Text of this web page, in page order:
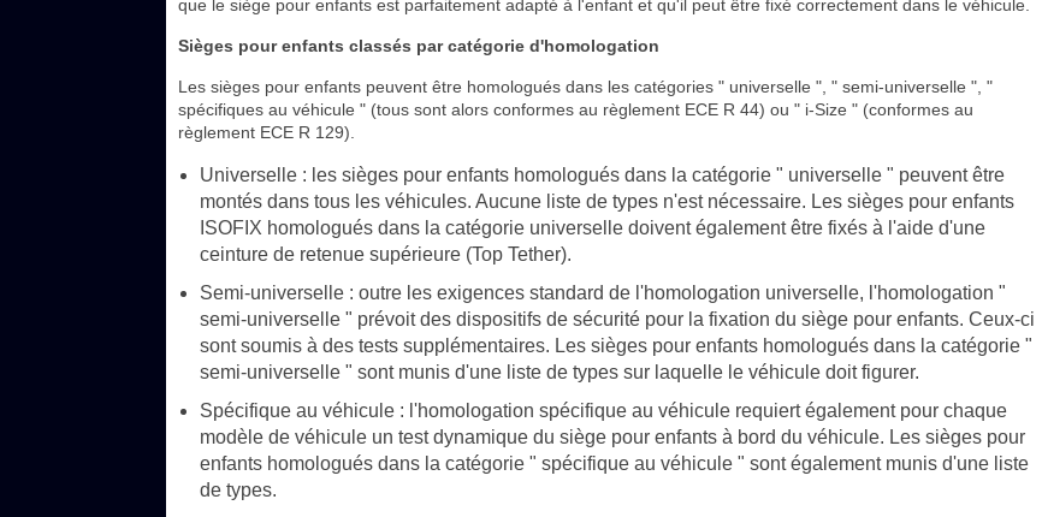
que le siège pour enfants est parfaitement adapté à l'enfant et qu'il peut être fixé correctement dans le véhicule.
Sièges pour enfants classés par catégorie d'homologation
Les sièges pour enfants peuvent être homologués dans les catégories " universelle ", " semi-universelle ", "
spécifiques au véhicule " (tous sont alors conformes au règlement ECE R 44) ou " i-Size " (conformes au
règlement ECE R 129).
Universelle : les sièges pour enfants homologués dans la catégorie " universelle " peuvent être
montés dans tous les véhicules. Aucune liste de types n'est nécessaire. Les sièges pour enfants
ISOFIX homologués dans la catégorie universelle doivent également être fixés à l'aide d'une
ceinture de retenue supérieure (Top Tether).
Semi-universelle : outre les exigences standard de l'homologation universelle, l'homologation "
semi-universelle " prévoit des dispositifs de sécurité pour la fixation du siège pour enfants. Ceux-ci
sont soumis à des tests supplémentaires. Les sièges pour enfants homologués dans la catégorie "
semi-universelle " sont munis d'une liste de types sur laquelle le véhicule doit figurer.
Spécifique au véhicule : l'homologation spécifique au véhicule requiert également pour chaque
modèle de véhicule un test dynamique du siège pour enfants à bord du véhicule. Les sièges pour
enfants homologués dans la catégorie " spécifique au véhicule " sont également munis d'une liste
de types.